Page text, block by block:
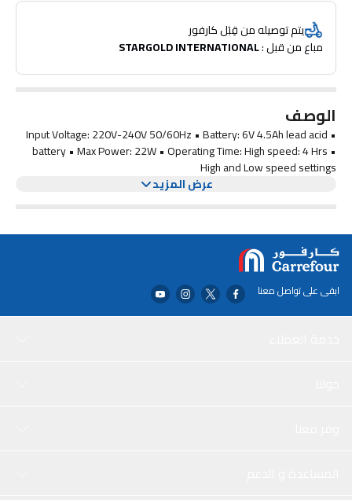
يتم توصيله من قِبَل كارفور
مباع من قبل : STARGOLD INTERNATIONAL
الوصف
• Input Voltage: 220V-240V 50/60Hz • Battery: 6V 4.5Ah lead acid
battery • Max Power: 22W • Operating Time: High speed: 4 Hrs •
High and Low speed settings
عرض المزيد
ابقى على تواصل معنا